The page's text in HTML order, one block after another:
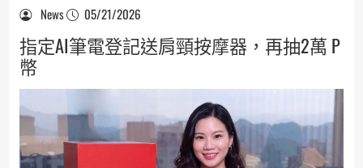
News 05/21/2026
指定AI筆電登記送肩頸按摩器，再抽2萬 P
幣